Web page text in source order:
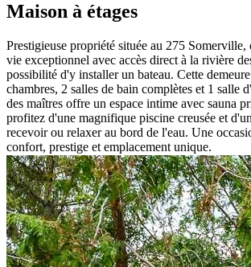
Maison à étages
Prestigieuse propriété située au 275
vie exceptionnel avec accès direct à la rivière
possibilité d'y installer un bateau. Cette
chambres, 2 salles de bain complètes et 1 salle
des maîtres offre un espace intime avec sauna
profitez d'une magnifique piscine creusée et
recevoir ou relaxer au bord de l'eau. Une
confort, prestige et emplacement unique.